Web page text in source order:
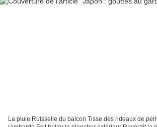
La pluie Ruisselle du balcon Tisse des rideaux de